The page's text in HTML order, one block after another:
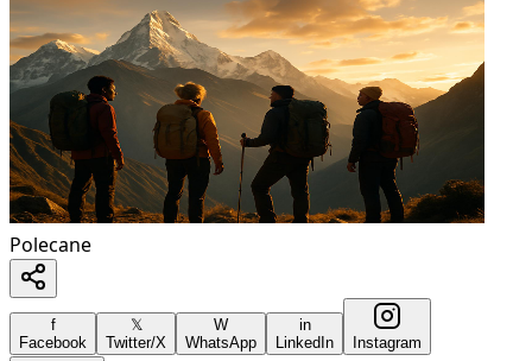
Polecane
f
Facebook
𝕏
Twitter/X
W
WhatsApp
in
LinkedIn
Instagram